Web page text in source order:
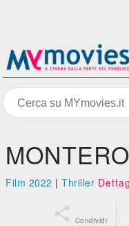
Film 2022 |Thriller
 Condividi